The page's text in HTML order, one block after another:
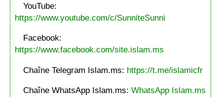
YouTube:
https://www.youtube.com/c/SunniteSunni
Facebook:
https://www.facebook.com/site.islam.ms
Chaîne Telegram Islam.ms: https://t.me/islamicfr
Chaîne WhatsApp Islam.ms: WhatsApp Islam.ms